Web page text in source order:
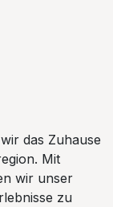
das Zuhause
Mit
wir unser
zu